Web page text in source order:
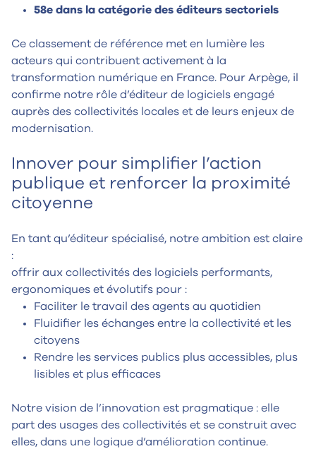
58e dans la catégorie des éditeurs sectoriels
Ce classement de référence met en lumière les
acteurs qui contribuent activement à la
transformation numérique en France. Pour Arpège, il
confirme notre rôle d’éditeur de logiciels engagé
auprès des collectivités locales et de leurs enjeux de
modernisation.
Innover pour simplifier l’action
publique et renforcer la proximité
citoyenne
En tant qu’éditeur spécialisé, notre ambition est claire
:
offrir aux collectivités des logiciels performants,
ergonomiques et évolutifs pour :
Faciliter le travail des agents au quotidien
Fluidifier les échanges entre la collectivité et les
citoyens
Rendre les services publics plus accessibles, plus
lisibles et plus efficaces
Notre vision de l’innovation est pragmatique : elle
part des usages des collectivités et se construit avec
elles, dans une logique d’amélioration continue.